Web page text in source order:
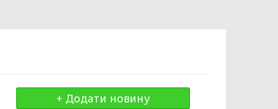
+ Додати новину